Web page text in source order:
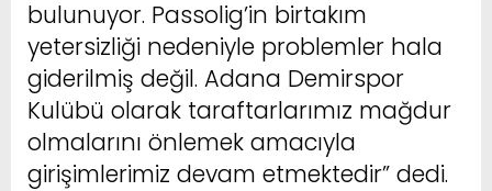
bulunuyor. Passolig’in birtakım
yetersizliği nedeniyle problemler hala
giderilmiş değil. Adana Demirspor
Kulübü olarak taraftarlarımız mağdur
olmalarını önlemek amacıyla
girişimlerimiz devam etmektedir” dedi.